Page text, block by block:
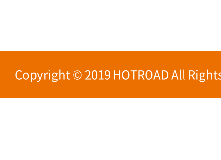
Copyright © 2019 HOTROAD All